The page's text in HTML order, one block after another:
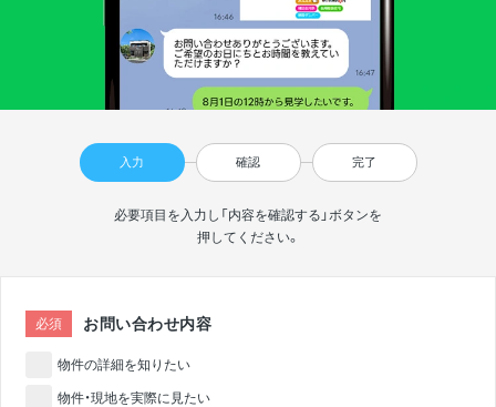
入力 確認 完了
必要項目を入力し「内容を確認する」ボタンを
押してください。
必須 お問い合わせ内容
物件の詳細を知りたい
物件・現地を実際に見たい